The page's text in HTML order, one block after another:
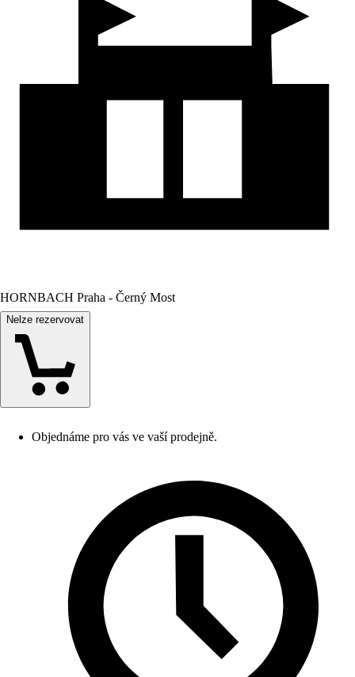
HORNBACH Praha - Černý Most
Nelze rezervovat
Objednáme pro vás ve vaší prodejně.